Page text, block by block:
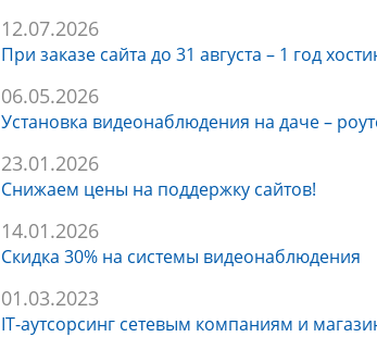
12.07.2026
При заказе сайта до 31 августа – 1 год
06.05.2026
Установка видеонаблюдения на даче –
23.01.2026
Снижаем цены на поддержку сайтов!
14.01.2026
Скидка 30% на системы видеонаблюдения
01.03.2023
IT-аутсорсинг сетевым компаниям и